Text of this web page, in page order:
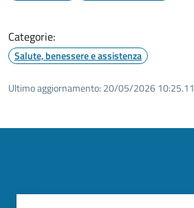
Categorie:
Salute, benessere e assistenza
Ultimo aggiornamento: 20/05/2026 10:25.11